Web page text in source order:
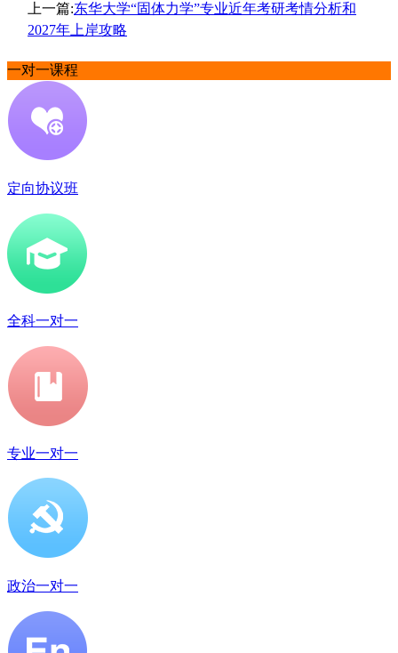
上一篇:东华大学“固体力学”专业近年考研考情分析和
2027年上岸攻略
一对一课程
定向协议班
全科一对一
专业一对一
政治一对一